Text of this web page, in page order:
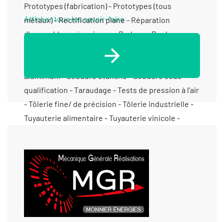
Afficher tous les savoir-faire